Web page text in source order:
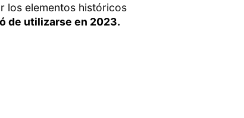
los elementos históricos
de utilizarse en 2023.